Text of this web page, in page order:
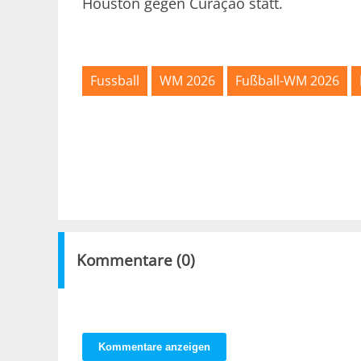
Fussball WM 2026 Fußball-WM 2026
Kommentare (0)
Kommentare anzeigen